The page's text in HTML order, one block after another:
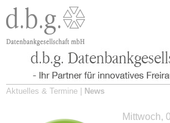
Aktuelles & Termine | News
Mittwoch,